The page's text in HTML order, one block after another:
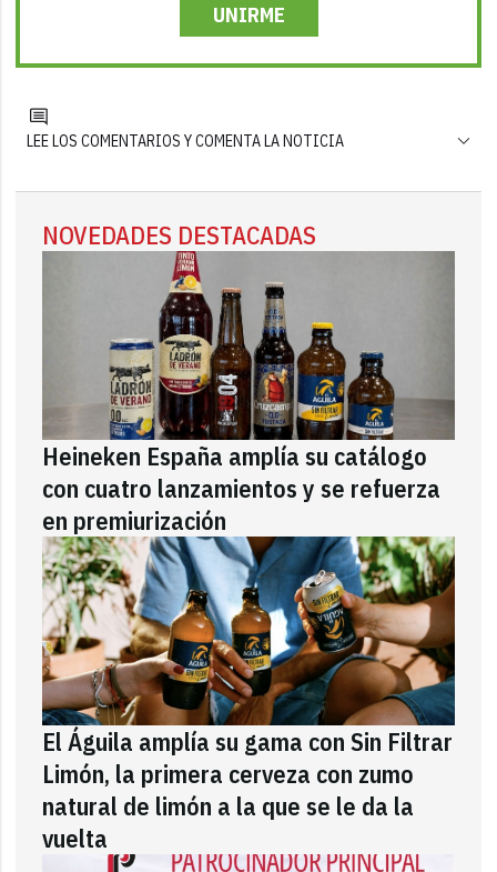
UNIRME
LEE LOS COMENTARIOS Y COMENTA LA NOTICIA
NOVEDADES DESTACADAS
Heineken España amplía su catálogo
con cuatro lanzamientos y se refuerza
en premiurización
El Águila amplía su gama con Sin Filtrar
Limón, la primera cerveza con zumo
natural de limón a la que se le da la
vuelta